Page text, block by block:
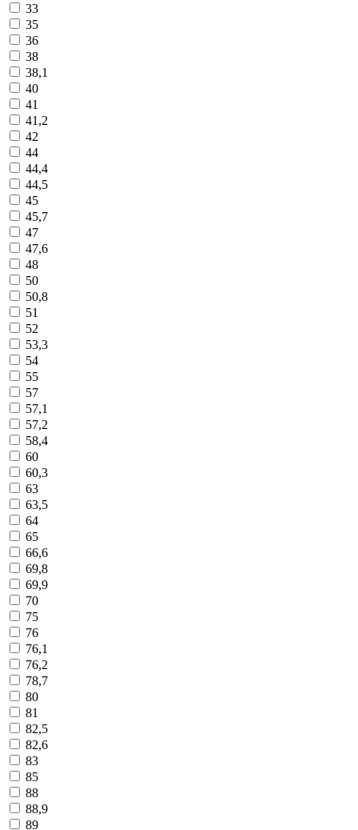
33
35
36
38
38,1
40
41
41,2
42
44
44,4
44,5
45
45,7
47
47,6
48
50
50,8
51
52
53,3
54
55
57
57,1
57,2
58,4
60
60,3
63
63,5
64
65
66,6
69,8
69,9
70
75
76
76,1
76,2
78,7
80
81
82,5
82,6
83
85
88
88,9
89